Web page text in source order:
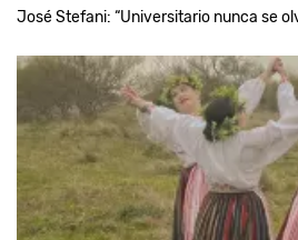
José Stefani: “Universitario nunca se